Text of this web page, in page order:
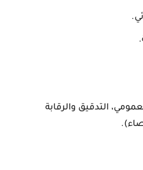
التدقيق والرقابة